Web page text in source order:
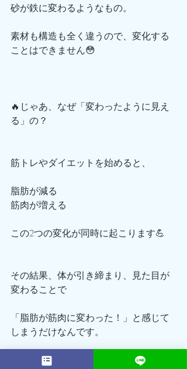
砂が鉄に変わるようなもの。
素材も構造も全く違うので、変化する
ことはできません😳
🔥じゃあ、なぜ「変わったように見え
る」の？
筋トレやダイエットを始めると、
脂肪が減る
筋肉が増える
この2つの変化が同時に起こります💪
その結果、体が引き締まり、見た目が
変わることで
「脂肪が筋肉に変わった！」と感じて
しまうだけなんです。
実際には、脂肪が減り、筋肉が増えた